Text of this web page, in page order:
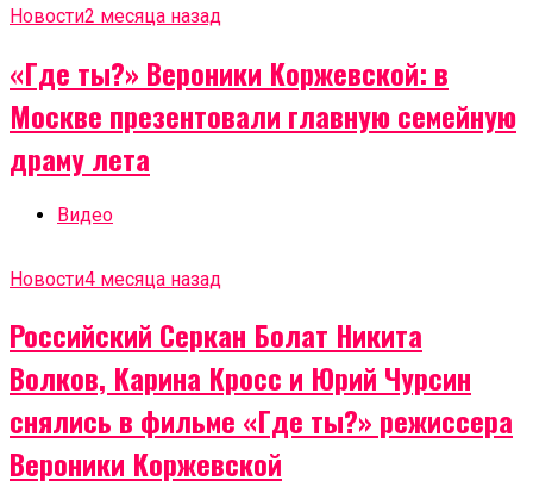
Новости2 месяца назад
«Где ты?» Вероники Коржевской: в
Москве презентовали главную семейную
драму лета
Видео
Новости4 месяца назад
Российский Серкан Болат Никита
Волков, Карина Кросс и Юрий Чурсин
снялись в фильме «Где ты?» режиссера
Вероники Коржевской